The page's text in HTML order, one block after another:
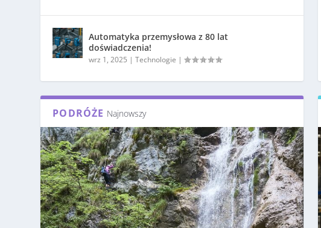
Automatyka przemysłowa z 80 lat
doświadczenia!
wrz 1, 2025 |Technologie |
PODRÓŻE Najnowszy